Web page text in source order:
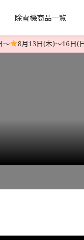
除雪機商品一覧
YAMAHA 中古除雪機
お客様の声
8月13日(木)〜16日(日)